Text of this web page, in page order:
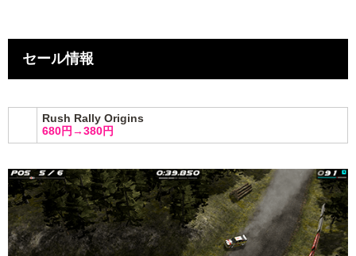
セール情報
Rush Rally Origins
680円→380円